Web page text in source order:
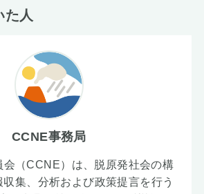
た人
CCNE事務局
会（CCNE）は、脱原発社会の構
集、分析および政策提言を行う